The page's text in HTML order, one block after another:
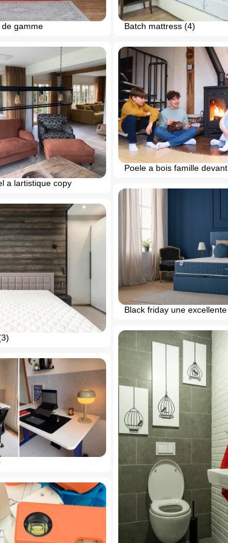
gamme Batch mattress (4)
a lartistique copy
Poele a bois famille
Black friday une